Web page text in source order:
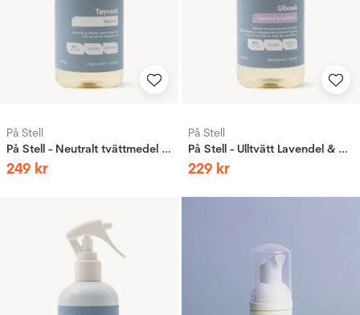
På Stell
På Stell - Neutralt tvättmedel 500ml ECO
249 kr
På Stell
På Stell - Ulltvätt Lavendel & Cederträ 500ml ECO
229 kr